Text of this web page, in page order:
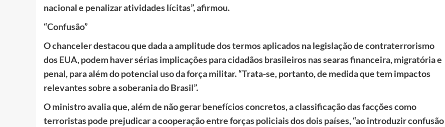
nacional e penalizar atividades lícitas”, afirmou.
“Confusão”
O chanceler destacou que dada a amplitude dos termos aplicados na legislação de contraterrorismo
dos EUA, podem haver sérias implicações para cidadãos brasileiros nas searas financeira, migratória e
penal, para além do potencial uso da força militar. “Trata-se, portanto, de medida que tem impactos
relevantes sobre a soberania do Brasil”.
O ministro avalia que, além de não gerar benefícios concretos, a classificação das facções como
terroristas pode prejudicar a cooperação entre forças policiais dos dois países, “ao introduzir confusão